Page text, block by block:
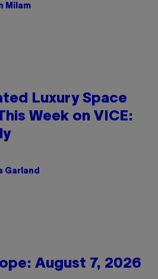
Milam
Luxury Space
Week on VICE:
Garland
August 7, 2026